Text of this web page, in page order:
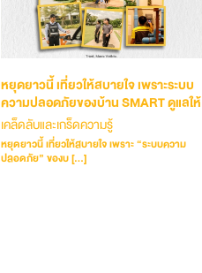
หยุดยาวนี้ เที่ยวให้สบายใจ เพราะระบบ
ความปลอดภัยของบ้าน SMART ดูแลให้
เคล็ดลับและเกร็ดความรู้
หยุดยาวนี้ เที่ยวให้สบายใจ เพราะ “ระบบความ
ปลอดภัย” ของบ […]